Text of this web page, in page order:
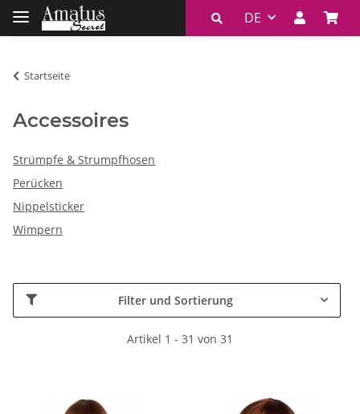
DE
Startseite
Accessoires
Strümpfe & Strumpfhosen
Perücken
Nippelsticker
Wimpern
Filter und Sortierung
Artikel 1 - 31 von 31